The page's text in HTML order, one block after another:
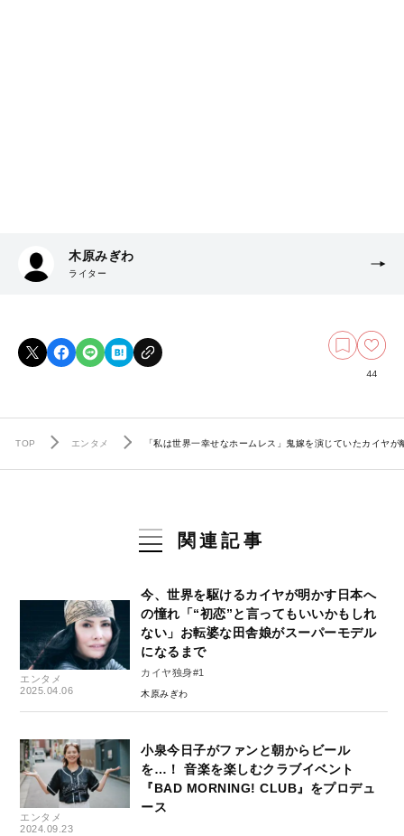
木原みぎわ
ライター
44
TOP エンタメ 「私は世界一幸せなホームレス」鬼嫁を演じていたカイヤ
関連記事
エンタメ
2025.04.06
今、世界を駆けるカイヤが明かす日本へ
の憧れ「“初恋”と言ってもいいかもしれ
ない」お転婆な田舎娘がスーパーモデル
になるまで
カイヤ独身#1
木原みぎわ
エンタメ
2024.09.23
小泉今日子がファンと朝からビール
を…！ 音楽を楽しむクラブイベント
『BAD MORNING! CLUB』をプロデュ
ース